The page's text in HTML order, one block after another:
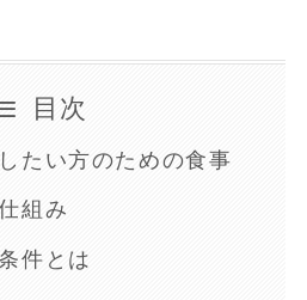
目次
たい方のための食事
組み
件とは